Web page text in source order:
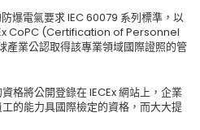
爆電氣要求 IEC 60079 系列標準，以
CoPC (Certification of Personnel
業公認取得該專業領域國際證照的管
格將公開登錄在 IECEx 網站上，企業
的能力具國際檢定的資格，而大大提